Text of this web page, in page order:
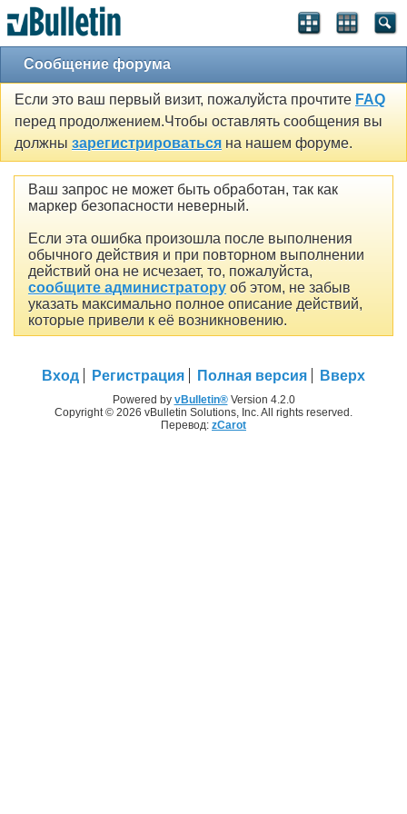
Сообщение форума
Если это ваш первый визит, пожалуйста прочтите FAQ
перед продолжением.Чтобы оставлять сообщения вы
должны зарегистрироваться на нашем форуме.
Ваш запрос не может быть обработан, так как
маркер безопасности неверный.
Если эта ошибка произошла после выполнения
обычного действия и при повторном выполнении
действий она не исчезает, то, пожалуйста,
сообщите администратору об этом, не забыв
указать максимально полное описание действий,
которые привели к её возникновению.
Вход Регистрация Полная версия Вверх
Powered by vBulletin®Version 4.2.0
Copyright © 2026 vBulletin Solutions, Inc. All rights reserved.
Перевод: zCarot